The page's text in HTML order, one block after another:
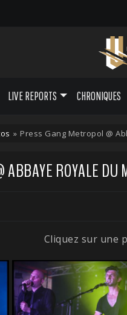
LIVE REPORTS CHRONIQUES
» Press Gang Metropol @
ABBAYE ROYALE
Cliquez sur une